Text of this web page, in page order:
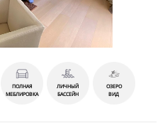
ПОЛНАЯ
МЕБЛИРОВКА
ЛИЧНЫЙ
БАССЕЙН
ОЗЕРО
ВИД